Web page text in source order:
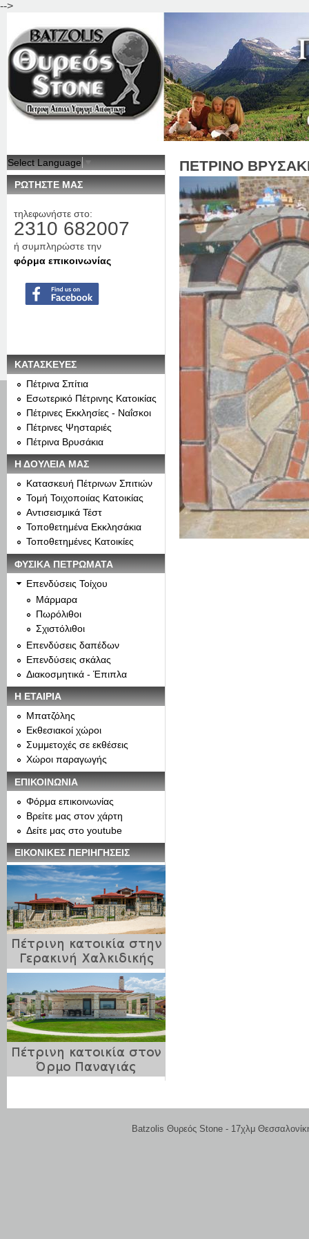
-->
ΠΕΤΡΙΝΟ
Select Language▼
ΡΩΤΗΣΤΕ ΜΑΣ
τηλεφωνήστε στο:
2310 682007
ή συμπληρώστε την
φόρμα επικοινωνίας
ΚΑΤΑΣΚΕΥΕΣ
Πέτρινα Σπίτια
Εσωτερικό Πέτρινης Κατοικίας
Πέτρινες Εκκλησίες - Ναΐσκοι
Πέτρινες Ψησταριές
Πέτρινα Βρυσάκια
Η ΔΟΥΛΕΙΑ ΜΑΣ
Κατασκευή Πέτρινων Σπιτιών
Τομή Τοιχοποιίας Κατοικίας
Αντισεισμικά Τέστ
Τοποθετημένα Εκκλησάκια
Τοποθετημένες Κατοικίες
ΦΥΣΙΚΑ ΠΕΤΡΩΜΑΤΑ
Επενδύσεις Τοίχου
Μάρμαρα
Πωρόλιθοι
Σχιστόλιθοι
Επενδύσεις δαπέδων
Επενδύσεις σκάλας
Διακοσμητικά - Έπιπλα
Η ΕΤΑΙΡΙΑ
Μπατζόλης
Εκθεσιακοί χώροι
Συμμετοχές σε εκθέσεις
Χώροι παραγωγής
ΕΠΙΚΟΙΝΩΝΙΑ
Φόρμα επικοινωνίας
Βρείτε μας στον χάρτη
Δείτε μας στο youtube
ΕΙΚΟΝΙΚΕΣ ΠΕΡΙΗΓΗΣΕΙΣ
Batzolis Θυρεός Stone - 17χλμ